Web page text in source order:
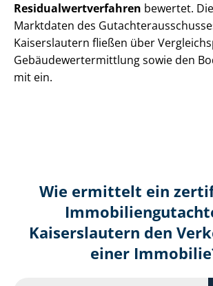
Re­si­du­al­wert­ver­fah­ren bewertet.
Marktdaten des
Kaiserslautern fließen über
Ge­bäu­de­wert­ermitt­lung sowie den
mit ein.
Wie ermittelt ein
Kaiserslautern den
einer